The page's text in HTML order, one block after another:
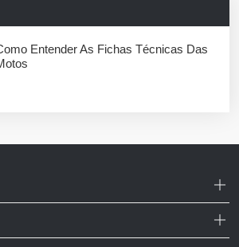
Entender As Fichas Técnicas Das